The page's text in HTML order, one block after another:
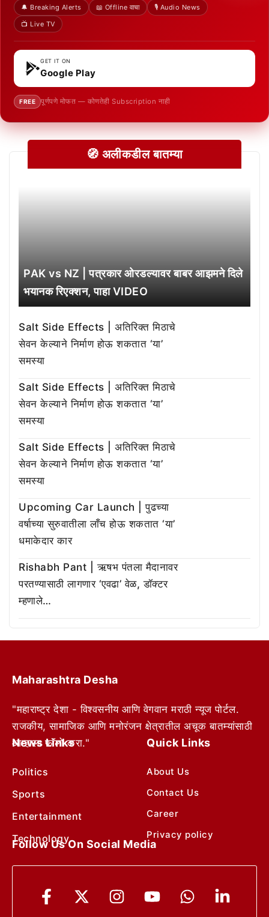
🔔 Breaking Alerts 📖 Offline वाचा
🎙️ Audio News
📺 Live TV
GET IT ON
Google Play
FREE पूर्णपणे मोफत — कोणतेही Subscription नाही
🧭 अलीकडील बातम्या
PAK vs NZ | पत्रकार ओरडल्यावर बाबर आझमने दिले
भयानक रिएक्शन, पाहा VIDEO
Salt Side Effects | अतिरिक्त मिठाचे
सेवन केल्याने निर्माण होऊ शकतात ‘या’
समस्या
Salt Side Effects | अतिरिक्त मिठाचे
सेवन केल्याने निर्माण होऊ शकतात ‘या’
समस्या
Salt Side Effects | अतिरिक्त मिठाचे
सेवन केल्याने निर्माण होऊ शकतात ‘या’
समस्या
Upcoming Car Launch | पुढच्या
वर्षाच्या सुरुवातीला लाँच होऊ शकतात ‘या’
धमाकेदार कार
Rishabh Pant | ऋषभ पंतला मैदानावर
परतण्यासाठी लागणार ‘एवढा’ वेळ, डॉक्टर
म्हणाले…
Maharashtra Desha
"महाराष्ट्र देशा - विश्वसनीय आणि वेगवान मराठी न्यूज पोर्टल.
राजकीय, सामाजिक आणि मनोरंजन क्षेत्रातील अचूक बातम्यांसाठी
आम्हाला फॉलो करा."
News Links
Politics
Sports
Entertainment
Technology
Quick Links
About Us
Contact Us
Career
Privacy policy
Follow Us On Social Media